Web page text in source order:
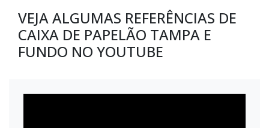
VEJA ALGUMAS REFERÊNCIAS DE
CAIXA DE PAPELÃO TAMPA E
FUNDO NO YOUTUBE